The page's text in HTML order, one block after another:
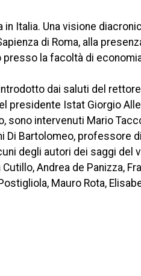
Italia. Una visione
di Roma, alla
la facoltà di
dai saluti del
presidente Istat Giorgio
sono intervenuti Mario
Di Bartolomeo, professore
degli autori dei saggi del
Andrea de Panizza,
Mauro Rota,